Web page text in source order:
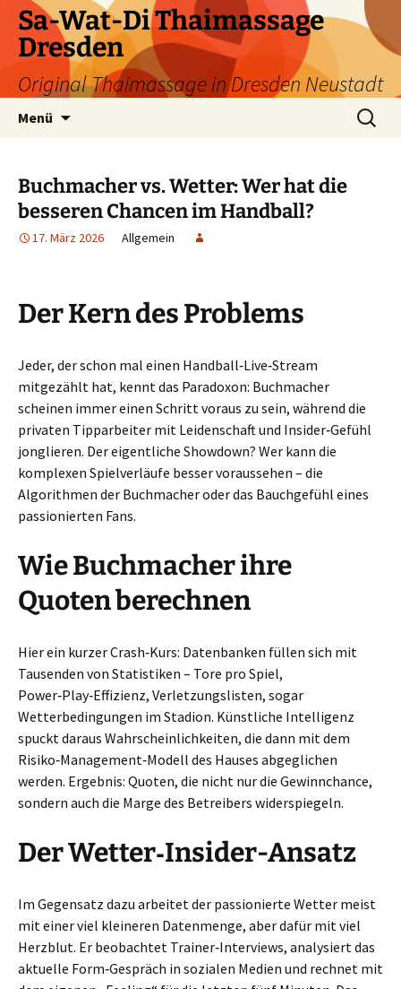
Zum
Inhalt
springen
Sa-Wat-Di Thaimassage
Dresden
Original Thaimassage in Dresden Neustadt
Menü
Suchen
nach:
Buchmacher vs. Wetter: Wer hat die
besseren Chancen im Handball?
17. März 2026 Allgemein
Der Kern des Problems
Jeder, der schon mal einen Handball‑Live‑Stream
mitgezählt hat, kennt das Paradoxon: Buchmacher
scheinen immer einen Schritt voraus zu sein, während die
privaten Tipparbeiter mit Leidenschaft und Insider‑Gefühl
jonglieren. Der eigentliche Showdown? Wer kann die
komplexen Spielverläufe besser voraussehen – die
Algorithmen der Buchmacher oder das Bauchgefühl eines
passionierten Fans.
Wie Buchmacher ihre
Quoten berechnen
Hier ein kurzer Crash‑Kurs: Datenbanken füllen sich mit
Tausenden von Statistiken – Tore pro Spiel,
Power‑Play‑Effizienz, Verletzungslisten, sogar
Wetterbedingungen im Stadion. Künstliche Intelligenz
spuckt daraus Wahrscheinlichkeiten, die dann mit dem
Risiko‑Management‑Modell des Hauses abgeglichen
werden. Ergebnis: Quoten, die nicht nur die Gewinnchance,
sondern auch die Marge des Betreibers widerspiegeln.
Der Wetter‑Insider-Ansatz
Im Gegensatz dazu arbeitet der passionierte Wetter meist
mit einer viel kleineren Datenmenge, aber dafür mit viel
Herzblut. Er beobachtet Trainer‑Interviews, analysiert das
aktuelle Form‑Gespräch in sozialen Medien und rechnet mit